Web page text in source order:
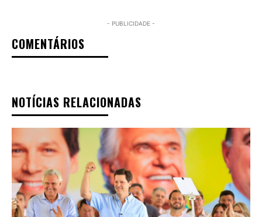
- PUBLICIDADE -
COMENTÁRIOS
NOTÍCIAS RELACIONADAS